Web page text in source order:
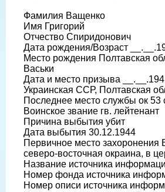
Фамилия Ващенко
Имя Григорий
Отчество Спиридонович
Дата рождения/Возраст
Место рождения Полтавская
Васьки
Дата и место призыва
Украинская ССР, Полтавская
Последнее место службы ок 53
Воинское звание гв. лейтенант
Причина выбытия убит
Дата выбытия 30.12.1944
Первичное место захоронения
северо-восточная окраина, в
Название источника
Номер фонда источника
Номер описи источника